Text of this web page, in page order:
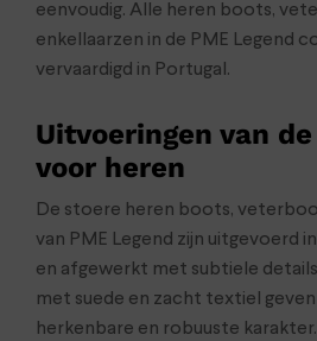
eenvoudig. Alle heren boots,
enkellaarzen in de PME Legend
vervaardigd in Portugal.
Uitvoeringen van
voor heren
De stoere heren boots,
van PME Legend zijn uitgevoerd
en afgewerkt met subtiele
met suede en zacht textiel
herkenbare en robuuste